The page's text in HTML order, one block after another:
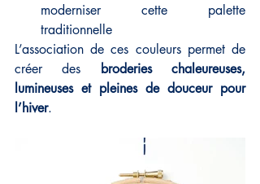
moderniser cette palette
traditionnelle
L’association de ces couleurs permet de
créer des broderies chaleureuses,
lumineuses et pleines de douceur pour
l’hiver.